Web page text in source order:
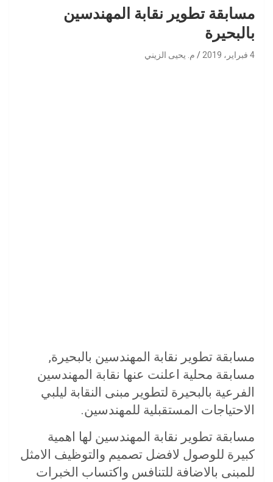
مسابقة تطوير نقابة المهندسين
بالبحيرة
4 فبراير، 2019 م. يحيى الزيني
مسابقة تطوير نقابة المهندسين بالبحيرة,
مسابقة محلية اعلنت عنها نقابة المهندسين
الفرعية بالبحيرة لتطوير مبنى النقابة ليلبي
الاحتياجات المستقبلية للمهندسين.
مسابقة تطوير نقابة المهندسين لها اهمية
كبيرة للوصول لافضل تصميم والتوظيف الامثل
للمبنى بالاضافة للتنافس واكتساب الخبرات